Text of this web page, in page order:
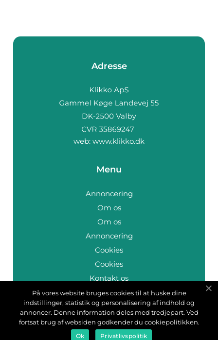
Adresse
web: www.klikko.dk
Menu
Annoncering
Om os
Om os
Annoncering
Cookies
Cookies
Kontakt os
Kontakt os
Sitemap
Sitemap
På vores website bruges cookies til at huske dine
indstillinger, statistik og personalisering af indhold og
annoncer. Denne information deles med tredjepart. Ved
fortsat brug af websiden godkender du cookiepolitikken.
Ok Privatlivspolitik